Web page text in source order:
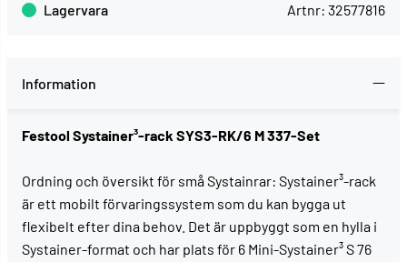
Lagervara Artnr: 32577816
Information
Festool Systainer³-rack SYS3-RK/6 M 337-Set
Ordning och översikt för små Systainrar: Systainer³-rack
är ett mobilt förvaringssystem som du kan bygga ut
flexibelt efter dina behov. Det är uppbyggt som en hylla i
Systainer-format och har plats för 6 Mini-Systainer³ S 76